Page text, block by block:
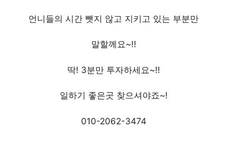
언니들의 시간 뺏지 않고 지키고 있는 부분만
말할께요~!!
딱! 3분만 투자하세요~!!
일하기 좋은곳 찾으셔야죠~!
010-2062-3474